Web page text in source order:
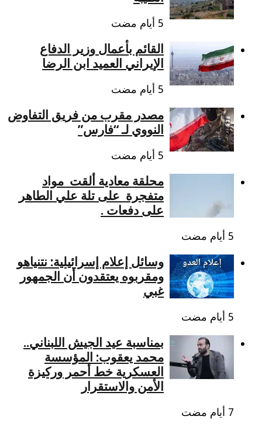
القائم بأعمال وزير الدفاع
الإيراني العميد ابن الرضا
مصدر مقرب من فريق التفاوض
النووي لـ “فارس”
محلقة معادية ألقت مواد
متفجرة على تلة علي الطاهر
على دفعات .
وسائل إعلام إسرائيلية: نتنياهو
ومقربوه يعتقدون أن الجمهور
غبي
بمناسبة عيد الجيش اللبناني..
محمد يعقوب: المؤسسة
العسكرية خط أحمر وركيزة
الأمن والاستقرار